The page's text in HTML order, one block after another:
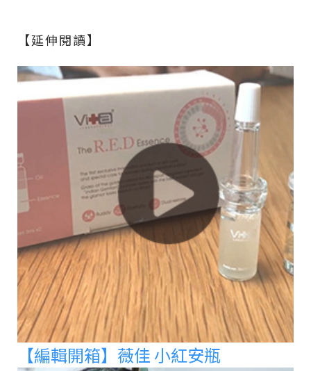
【延伸閱讀】
【編輯開箱】薇佳 小紅安瓶